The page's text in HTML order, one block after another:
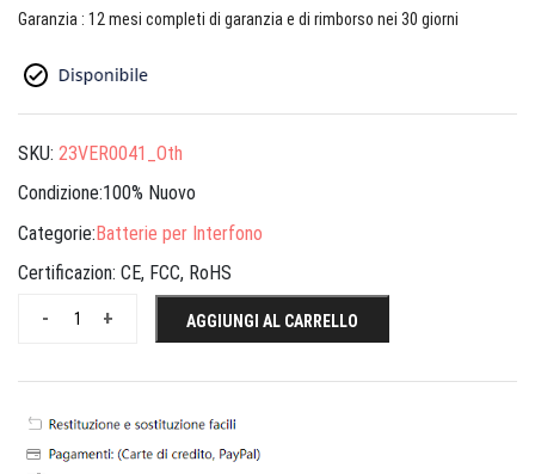
Garanzia : 12 mesi completi di garanzia e di rimborso nei 30 giorni
SKU: 23VER0041_Oth
Condizione:100% Nuovo
Categorie:Batterie per Interfono
Certificazion: CE, FCC, RoHS
+
- AGGIUNGI AL CARRELLO